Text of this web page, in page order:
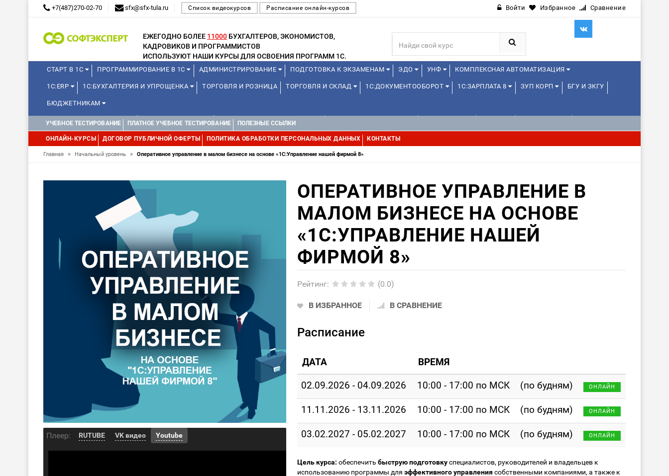
+7(487)270-02-70 sfx@sfx-tula.ru Список видеокурсов Расписание онлайн-курсов Войти Избранное Сравнение
ЕЖЕГОДНО БОЛЕЕ 11000 БУХГАЛТЕРОВ, ЭКОНОМИСТОВ,
КАДРОВИКОВ И ПРОГРАММИСТОВ
ИСПОЛЬЗУЮТ НАШИ КУРСЫ ДЛЯ ОСВОЕНИЯ ПРОГРАММ 1С.
СТАРТ В 1С ПРОГРАММИРОВАНИЕ В 1С АДМИНИСТРИРОВАНИЕ ПОДГОТОВКА К ЭКЗАМЕНАМ ЭДО УНФ КОМПЛЕКСНАЯ АВТОМАТИЗАЦИЯ
1С:ERP 1С:БУХГАЛТЕРИЯ И УПРОЩЕНКА ТОРГОВЛЯ И РОЗНИЦА ТОРГОВЛЯ И СКЛАД 1С:ДОКУМЕНТООБОРОТ 1С:ЗАРПЛАТА 8 ЗУП КОРП БГУ И ЗКГУ
БЮДЖЕТНИКАМ
КУРСЫ ДЛЯ ШКОЛЬНИКОВ ДЛЯ ШКОЛЬНИКОВ 1С:УПРАВЛЕНИЕ ХОЛДИНГОМ
WEB, JAVA И ANDROID
УЧЕБНОЕ ТЕСТИРОВАНИЕ ПЛАТНОЕ УЧЕБНОЕ ТЕСТИРОВАНИЕ ПОЛЕЗНЫЕ ССЫЛКИ
ОНЛАЙН-КУРСЫ ДОГОВОР ПУБЛИЧНОЙ ОФЕРТЫ ПОЛИТИКА ОБРАБОТКИ ПЕРСОНАЛЬНЫХ ДАННЫХ КОНТАКТЫ
Главная » Начальный уровень » Оперативное управление в малом бизнесе на основе «1С:Управление нашей фирмой 8»
Плеер: RUTUBE VK видео Youtube
ОПЕРАТИВНОЕ УПРАВЛЕНИЕ В
МАЛОМ БИЗНЕСЕ НА ОСНОВЕ
«1С:УПРАВЛЕНИЕ НАШЕЙ
ФИРМОЙ 8»
Рейтинг: (0.0)
В ИЗБРАННОЕ В СРАВНЕНИЕ
Расписание
ДАТА ВРЕМЯ
02.09.2026 - 04.09.2026 10:00 - 17:00 по МСК (по будням) ОНЛАЙН
11.11.2026 - 13.11.2026 10:00 - 17:00 по МСК (по будням) ОНЛАЙН
03.02.2027 - 05.02.2027 10:00 - 17:00 по МСК (по будням) ОНЛАЙН
Цель курса: обеспечить быструю подготовкуспециалистов, руководителей и владельцев к
использованию программы для эффективного управления собственными компаниями, а также к